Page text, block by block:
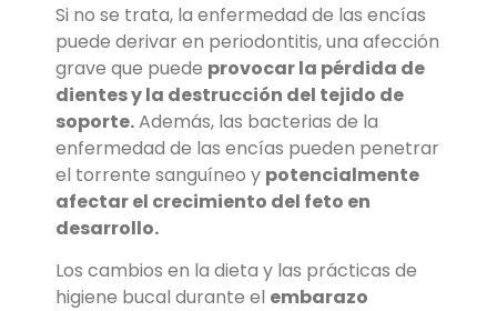
Si no se trata, la enfermedad de las encías
puede derivar en periodontitis, una afección
grave que puede provocar la pérdida de
dientes y la destrucción del tejido de
soporte.Además, las bacterias de la
enfermedad de las encías pueden penetrar
el torrente sanguíneo y potencialmente
afectar el crecimiento del feto en
desarrollo.
Los cambios en la dieta y las prácticas de
higiene bucal durante el embarazo